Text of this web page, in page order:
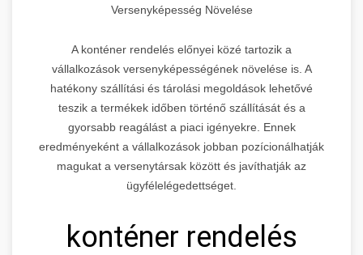
Versenyképesség Növelése
A konténer rendelés előnyei közé tartozik a
vállalkozások versenyképességének növelése is. A
hatékony szállítási és tárolási megoldások lehetővé
teszik a termékek időben történő szállítását és a
gyorsabb reagálást a piaci igényekre. Ennek
eredményeként a vállalkozások jobban pozícionálhatják
magukat a versenytársak között és javíthatják az
ügyfélelégedettséget.
konténer rendelés